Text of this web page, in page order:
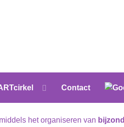
Contact
het organiseren van